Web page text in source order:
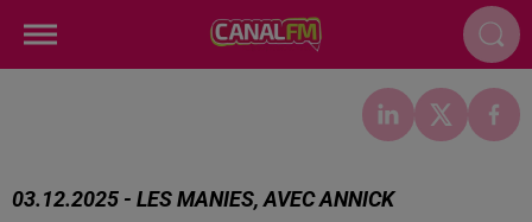
03.12.2025 - LES MANIES, AVEC ANNICK